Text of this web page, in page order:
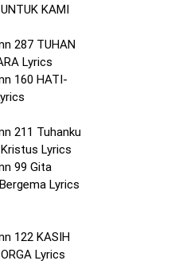
KAMI
287 TUHAN
Lyrics
160 HATI-
211 Tuhanku
Lyrics
99 Gita
Lyrics
122 KASIH
Lyrics